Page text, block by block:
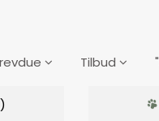
Tilbud